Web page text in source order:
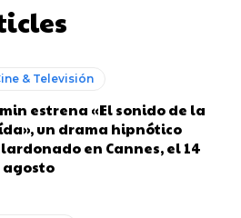
& Televisión
estrena «El sonido de la
un drama hipnótico
en Cannes, el 14
agosto